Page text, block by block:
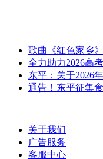
歌曲《红色家乡
全力助力2026高
东平：关于2026
通告！东平征集
关于我们
广告服务
客服中心